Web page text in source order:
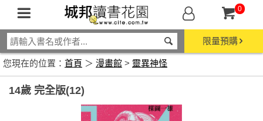
0
限量預購
您現在的位置： 首頁 ＞ 漫畫館 > 靈異神怪
14歲 完全版(12)